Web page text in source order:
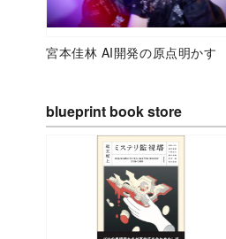
宮本佳林 AI開発の原点明かす
blueprint book store